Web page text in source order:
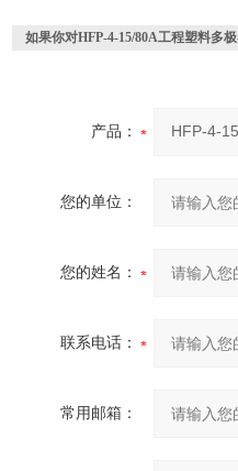
如果你对HFP-4-15/80A工程塑料多
产品：
您的单位：
您的姓名：
联系电话：
常用邮箱：